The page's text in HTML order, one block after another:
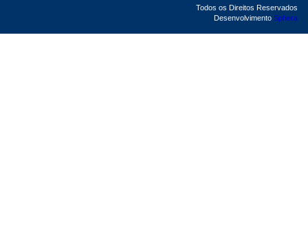
Todos os Direitos Reservados
Desenvolvimento Sphera